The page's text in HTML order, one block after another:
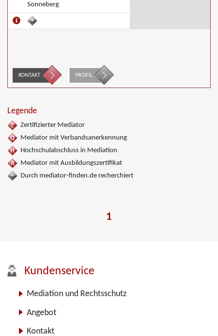
Sonneberg
KONTAKT PROFIL
Legende
Zertifizierter Mediator
Mediator mit Verbandsanerkennung
Hochschulabschluss in Mediation
Mediator mit Ausbildungszertifikat
Durch mediator-finden.de recherchiert
1
Kundenservice
Mediation und Rechtsschutz
Angebot
Kontakt